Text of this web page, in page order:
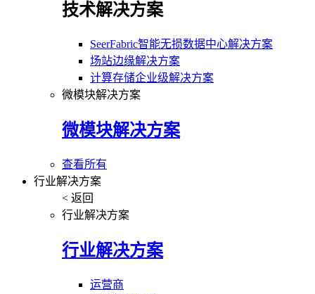
技术解决方案
SeerFabric智能无损数据中心解决方案
场站边缘解决方案
计算存储企业级解决方案
微模块解决方案
微模块解决方案
查看所有
行业解决方案
< 返回
行业解决方案
行业解决方案
运营商